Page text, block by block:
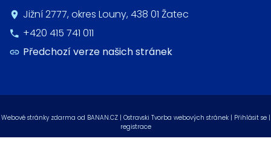
Jižní 2777, okres Louny, 438 01 Žatec
+420 415 741 011
Předchozí verze našich stránek
Webové stránky zdarma od BANAN.CZ| Ostravski Tvorba webových stránek | Přihlásit se |
registrace